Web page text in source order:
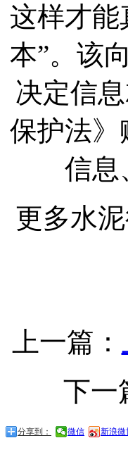
这样才能
本”。该
决定信
保护法》
信息
更多水
上一篇：
下一
分享到： 微信 新浪微